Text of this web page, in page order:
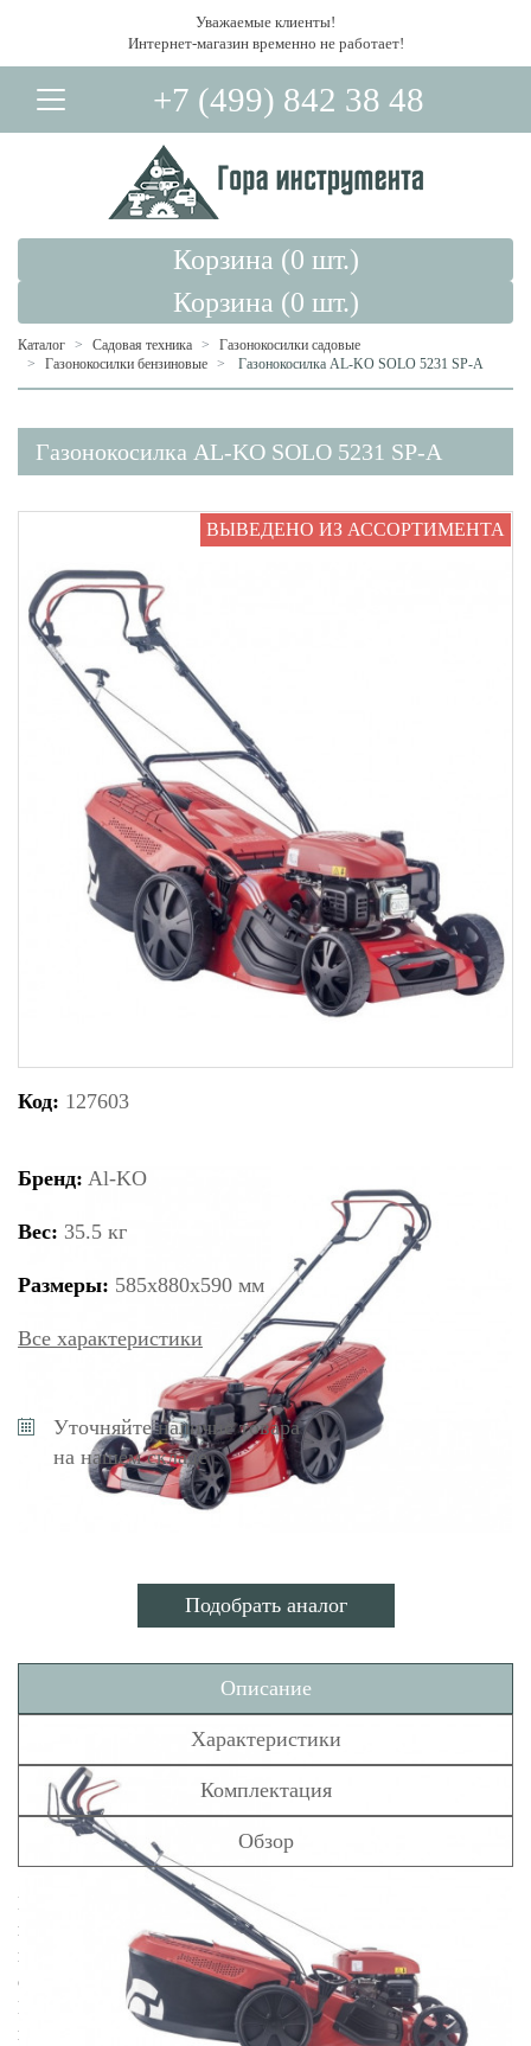
Уважаемые клиенты!
Интернет-магазин временно не работает!
+7 (499) 842 38 48
Вход в Личный Кабинет
Корзина (0 шт.)
Корзина (0 шт.)
Каталог Садовая техника
Газонокосилки садовые
Газонокосилки бензиновые
Газонокосилка AL-KO SOLO 5231 SP-A
Газонокосилка AL-KO SOLO 5231 SP-A
ВЫВЕДЕНО ИЗ АССОРТИМЕНТА
Код: 127603
Бренд: Al-KO
Вес: 35.5 кг
Размеры: 585х880х590 мм
Все характеристики
Уточняйте наличие товара
на нашем складе
Подобрать аналог
Описание
Характеристики
Комплектация
Обзор
Газонокосилка бензиновая solo by AL-KO 5231 SP-A
ширина реза 51 см. Привод колёс, центральный регулятор
высоты резания и увеличенные колёса с плавным ходом для
стрижки с удовольствием и без усталости. Двигатель AL-
KO с высоким тяговым усилием мощностью 2,6 кВт с
верхним расположением клапанов и технологией Quick